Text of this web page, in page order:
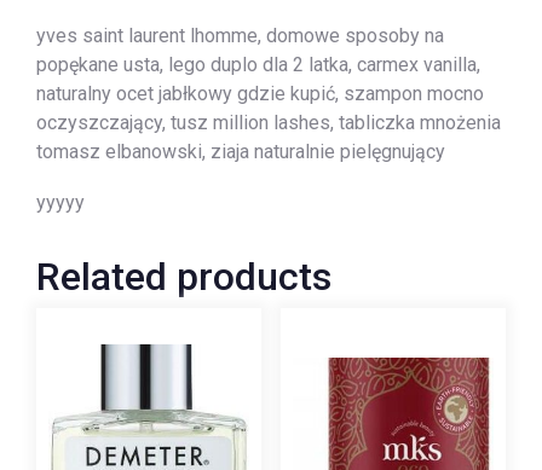
yves saint laurent lhomme, domowe sposoby na
popękane usta, lego duplo dla 2 latka, carmex vanilla,
naturalny ocet jabłkowy gdzie kupić, szampon mocno
oczyszczający, tusz million lashes, tabliczka mnożenia
tomasz elbanowski, ziaja naturalnie pielęgnujący
yyyyy
Related products